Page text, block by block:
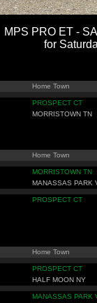
MPS PRO ET -
for
Home Town
PROSPECT CT
MORRISTOWN TN
Home Town
MORRISTOWN TN
MANASSAS PARK
PROSPECT CT
Home Town
PROSPECT CT
HALF MOON NY
MANASSAS PARK